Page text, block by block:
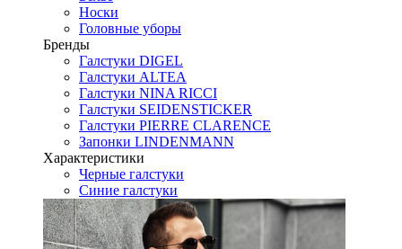
Носки
Головные уборы
Бренды
Галстуки DIGEL
Галстуки ALTEA
Галстуки NINA RICCI
Галстуки SEIDENSTICKER
Галстуки PIERRE CLARENCE
Запонки LINDENMANN
Характеристики
Черные галстуки
Синие галстуки